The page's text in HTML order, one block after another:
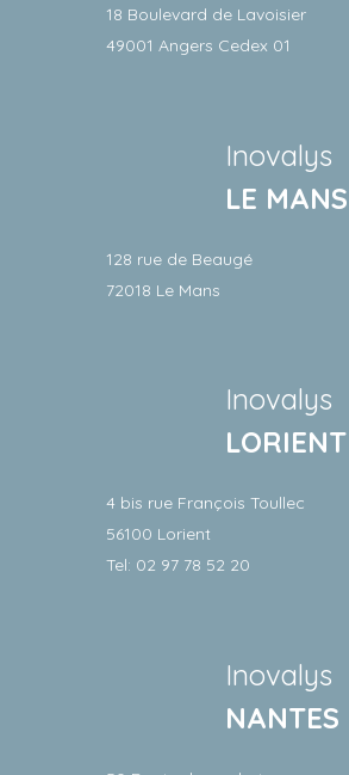
18 Boulevard de Lavoisier
49001 Angers Cedex 01
Inovalys
LE MANS
128 rue de Beaugé
72018 Le Mans
Inovalys
LORIENT
4 bis rue François Toullec
56100 Lorient
Tel: 02 97 78 52 20
Inovalys
NANTES